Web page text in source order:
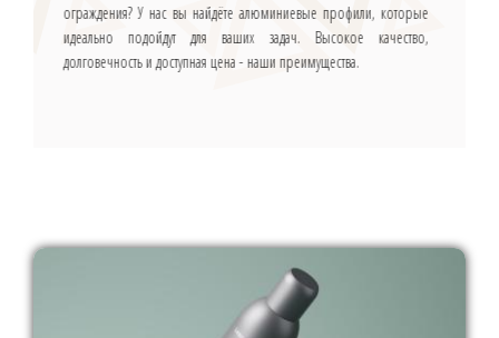
ограждения? У нас вы найдёте алюминиевые профили, которые
идеально подойдут для ваших задач. Высокое качество,
долговечность и доступная цена - наши преимущества.